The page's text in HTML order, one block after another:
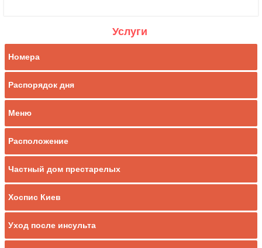
Услуги
Номера
Распорядок дня
Меню
Расположение
Частный дом престарелых
Хоспис Киев
Уход после инсульта